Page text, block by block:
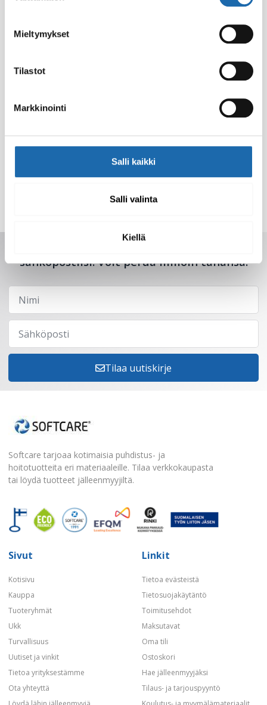
Mieltymykset
Tilastot
Markkinointi
Salli kaikki
Salli valinta
Kiellä
500 ml
Lisää ostoskoriin
sähköpostiisi. Voit perua milloin tahansa.
Tilaa uutiskirje
Softcare tarjoaa kotimaisia puhdistus- ja
hoitotuotteita eri materiaaleille. Tilaa verkkokaupasta
tai löydä tuotteet jälleenmyyjiltä.
Sivut
Kotisivu
Kauppa
Tuoteryhmät
Ukk
Turvallisuus
Uutiset ja vinkit
Tietoa yrityksestämme
Ota yhteyttä
Linkit
Tietoa evästeistä
Tietosuojakäytäntö
Toimitusehdot
Maksutavat
Oma tili
Ostoskori
Hae jälleenmyyjäksi
Tilaus- ja tarjouspyyntö